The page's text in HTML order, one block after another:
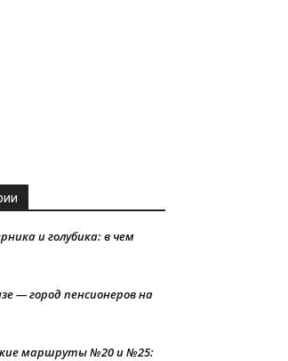
и голубика: в чем
— город пенсионеров на
маршруты №20 и №25: